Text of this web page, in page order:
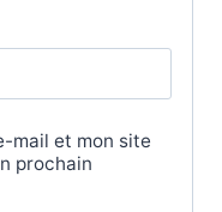
mail et mon site
prochain